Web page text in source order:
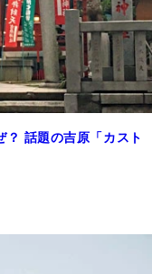
？ 話題の吉原「カスト